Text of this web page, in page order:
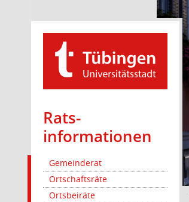
Rats­
informationen
Gemeinderat
Ortschaftsräte
Ortsbeiräte